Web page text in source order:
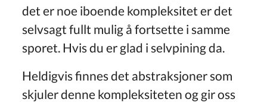
det er noe iboende kompleksitet er det
selvsagt fullt mulig å fortsette i samme
sporet. Hvis du er glad i selvpining da.
Heldigvis finnes det abstraksjoner som
skjuler denne kompleksiteten og gir oss